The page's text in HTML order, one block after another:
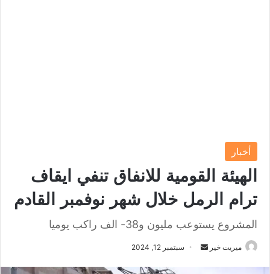
أخبار
الهيئة القومية للانفاق تنفي ايقاف
ترام الرمل خلال شهر نوفمبر القادم
المشروع يستوعب مليون و38- الف راكب يوميا
ميريت خير سبتمبر 12, 2024